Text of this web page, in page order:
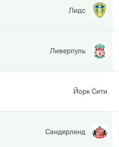
Лидс
Ливерпуль
Йорк Сити
Сандерленд